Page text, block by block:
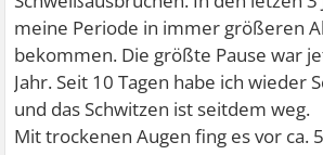
meine Periode in immer größeren
bekommen. Die größte Pause war
Jahr. Seit 10 Tagen habe ich wieder
und das Schwitzen ist seitdem weg.
Mit trockenen Augen fing es vor ca.